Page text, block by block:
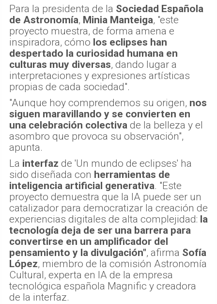
Para la presidenta de la Sociedad Española
de Astronomía, Minia Manteiga, "este
proyecto muestra, de forma amena e
inspiradora, cómo los eclipses han
despertado la curiosidad humana en
culturas muy diversas, dando lugar a
interpretaciones y expresiones artísticas
propias de cada sociedad".
"Aunque hoy comprendemos su origen, nos
siguen maravillando y se convierten en
una celebración colectiva de la belleza y el
asombro que provoca su observación",
apunta.
La interfaz de 'Un mundo de eclipses' ha
sido diseñada con herramientas de
inteligencia artificial generativa. "Este
proyecto demuestra que la IA puede ser un
catalizador para democratizar la creación de
experiencias digitales de alta complejidad: la
tecnología deja de ser una barrera para
convertirse en un amplificador del
pensamiento y la divulgación", afirma Sofía
López, miembro de la comisión Astronomía
Cultural, experta en IA de la empresa
tecnológica española Magnific y creadora
de la interfaz.